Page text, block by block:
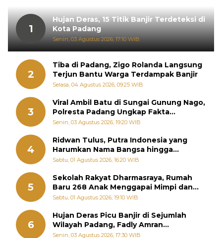
1
Hujan Deras, 15 Titik Banjir Terdeteksi di
Kota Padang
Senin, 03 Agustus 2026, 17:10 WIB
2
Tiba di Padang, Zigo Rolanda Langsung
Terjun Bantu Warga Terdampak Banjir
Selasa, 04 Agustus 2026, 09:25 WIB
3
Viral Ambil Batu di Sungai Gunung Nago,
Polresta Padang Ungkap Fakta
Sebenarnya
Senin, 03 Agustus 2026, 19:20 WIB
4
Ridwan Tulus, Putra Indonesia yang
Harumkan Nama Bangsa hingga
Diabadikan dalam Buku Jepang
Sabtu, 01 Agustus 2026, 16:20 WIB
5
Sekolah Rakyat Dharmasraya, Rumah
Baru 268 Anak Menggapai Mimpi dan
Memutus Rantai Kemiskinan
Sabtu, 01 Agustus 2026, 19:10 WIB
6
Hujan Deras Picu Banjir di Sejumlah
Wilayah Padang, Fadly Amran
Perintahkan OPD Siaga
Senin, 03 Agustus 2026, 17:30 WIB